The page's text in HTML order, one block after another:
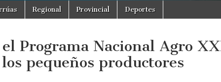
Regional Provincial Deportes
Programa Nacional Agro
pequeños productores